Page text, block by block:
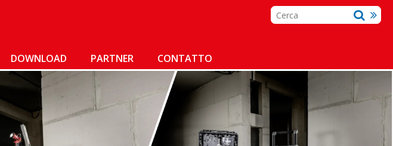
DOWNLOAD PARTNER CONTATTO